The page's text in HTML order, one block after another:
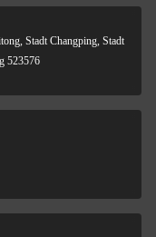
Stadt Changping, Stadt
523576